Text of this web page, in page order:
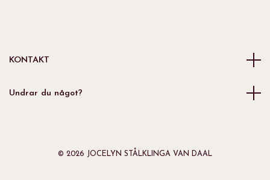
KONTAKT
Undrar du något?
© 2026 JOCELYN STÅLKLINGA VAN DAAL